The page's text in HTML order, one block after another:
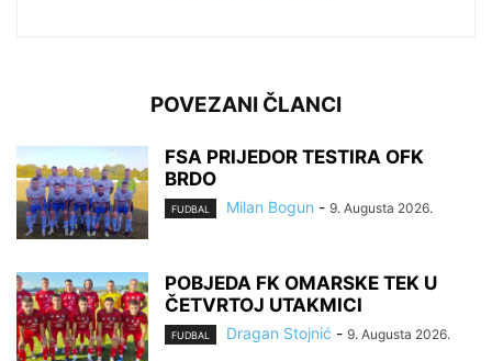
POVEZANI ČLANCI
FSA PRIJEDOR TESTIRA OFK
BRDO
FUDBAL Milan Bogun - 9. Augusta 2026.
POBJEDA FK OMARSKE TEK U
ČETVRTOJ UTAKMICI
FUDBAL Dragan Stojnić - 9. Augusta 2026.